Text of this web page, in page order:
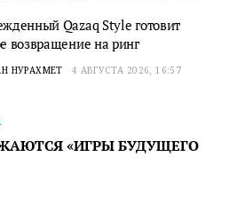
Qazaq Style готовит
возвращение на ринг
НУРАХМЕТ 4 АВГУСТА 2026, 16:57
«ИГРЫ БУДУЩЕГО